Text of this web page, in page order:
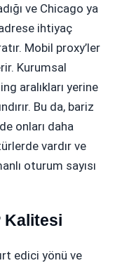
ve Chicago ya
adrese ihtiyaç
Mobil proxy’ler
Kurumsal
aralıkları yerine
Bu da, bariz
onları daha
vardır ve
oturum sayısı
Kalitesi
edici yönü ve